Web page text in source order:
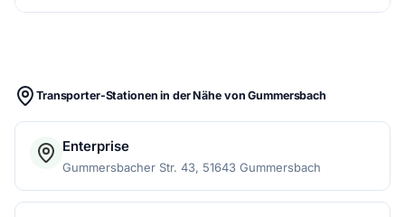
Transporter-Stationen in der Nähe von Gummersbach
Enterprise
Gummersbacher Str. 43, 51643 Gummersbach